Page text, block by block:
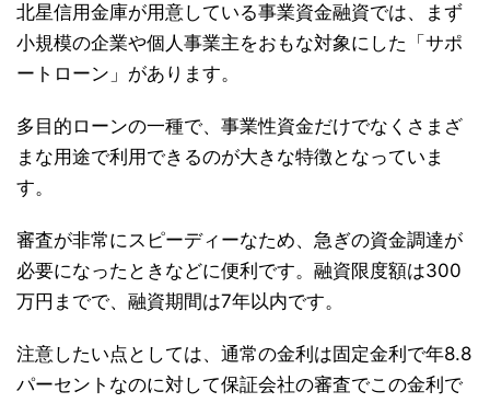
北星信用金庫が用意している事業資金融資では、まず
小規模の企業や個人事業主をおもな対象にした「サポ
ートローン」があります。
多目的ローンの一種で、事業性資金だけでなくさまざ
まな用途で利用できるのが大きな特徴となっていま
す。
審査が非常にスピーディーなため、急ぎの資金調達が
必要になったときなどに便利です。融資限度額は300
万円までで、融資期間は7年以内です。
注意したい点としては、通常の金利は固定金利で年8.8
パーセントなのに対して保証会社の審査でこの金利で